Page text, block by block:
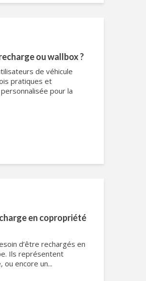
ou wallbox ?
de véhicule
pratiques et
pour la
en copropriété
d’être rechargés en
Ils représentent
ou encore un...